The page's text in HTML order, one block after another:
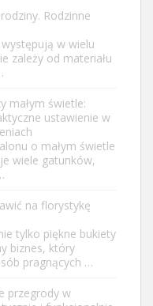
Rodzinne
w wielu
zależy od materiału
małym świetle:
ustawienie w
o małym świetle
wiele gatunków,
na florystykę
tylko piękne bukiety
biznes, który
pragnących …
przegrody w